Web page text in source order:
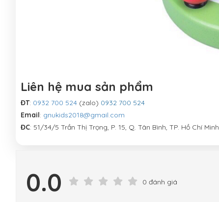
Liên hệ mua sản phẩm
ĐT: 0932 700 524 (zalo) 0932 700 524
Email: gnukids2018@gmail.com
ĐC: 51/34/5 Trần Thị Trọng, P. 15, Q. Tân Bình, TP. Hồ Chí Minh
0.0 0 đánh giá